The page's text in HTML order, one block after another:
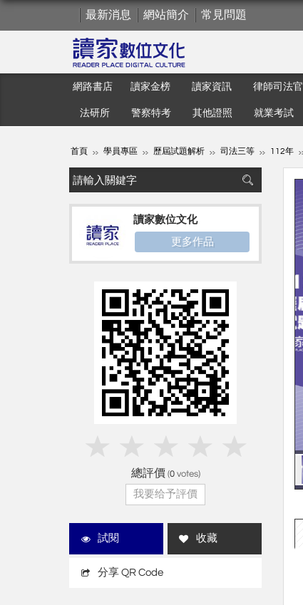
最新消息 網站簡介 常見問題
網路書店 讀家金榜 讀家資訊 律師司法官
法研所 警察特考 其他證照 就業考試
首頁 學員專區 歷屆試題解析 司法三等 112年
讀家數位文化
更多作品
總評價 (0votes)
我要给予評價
試閱 收藏
分享 QR Code